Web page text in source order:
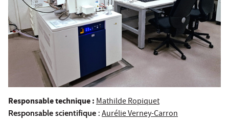
Responsable technique :Mathilde Ropiquet
Responsable scientifique : Aurélie Verney-Carron